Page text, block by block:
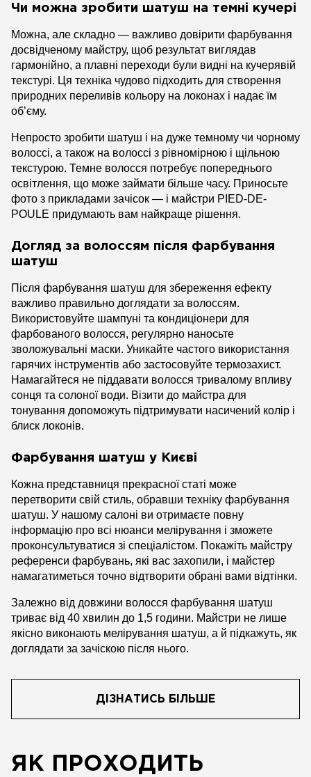
Чи можна зробити шатуш на темні кучері
Можна, але складно — важливо довірити фарбування
досвідченому майстру, щоб результат виглядав
гармонійно, а плавні переходи були видні на кучерявій
текстурі. Ця техніка чудово підходить для створення
природних переливів кольору на локонах і надає їм
об’єму.
Непросто зробити шатуш і на дуже темному чи чорному
волоссі, а також на волоссі з рівномірною і щільною
текстурою. Темне волосся потребує попереднього
освітлення, що може займати більше часу. Приносьте
фото з прикладами зачісок — і майстри PIED-DE-
POULE придумають вам найкраще рішення.
Догляд за волоссям після фарбування
шатуш
Після фарбування шатуш для збереження ефекту
важливо правильно доглядати за волоссям.
Використовуйте шампуні та кондиціонери для
фарбованого волосся, регулярно наносьте
зволожувальні маски. Уникайте частого використання
гарячих інструментів або застосовуйте термозахист.
Намагайтеся не піддавати волосся тривалому впливу
сонця та солоної води. Візити до майстра для
тонування допоможуть підтримувати насичений колір і
блиск локонів.
Фарбування шатуш у Києві
Кожна представниця прекрасної статі може
перетворити свій стиль, обравши техніку фарбування
шатуш. У нашому салоні ви отримаєте повну
інформацію про всі нюанси мелірування і зможете
проконсультуватися зі спеціалістом. Покажіть майстру
референси фарбувань, які вас захопили, і майстер
намагатиметься точно відтворити обрані вами відтінки.
Залежно від довжини волосся фарбування шатуш
триває від 40 хвилин до 1,5 години. Майстри не лише
якісно виконають мелірування шатуш, а й підкажуть, як
доглядати за зачіскою після нього.
ДІЗНАТИСЬ БІЛЬШЕ
ЯК ПРОХОДИТЬ